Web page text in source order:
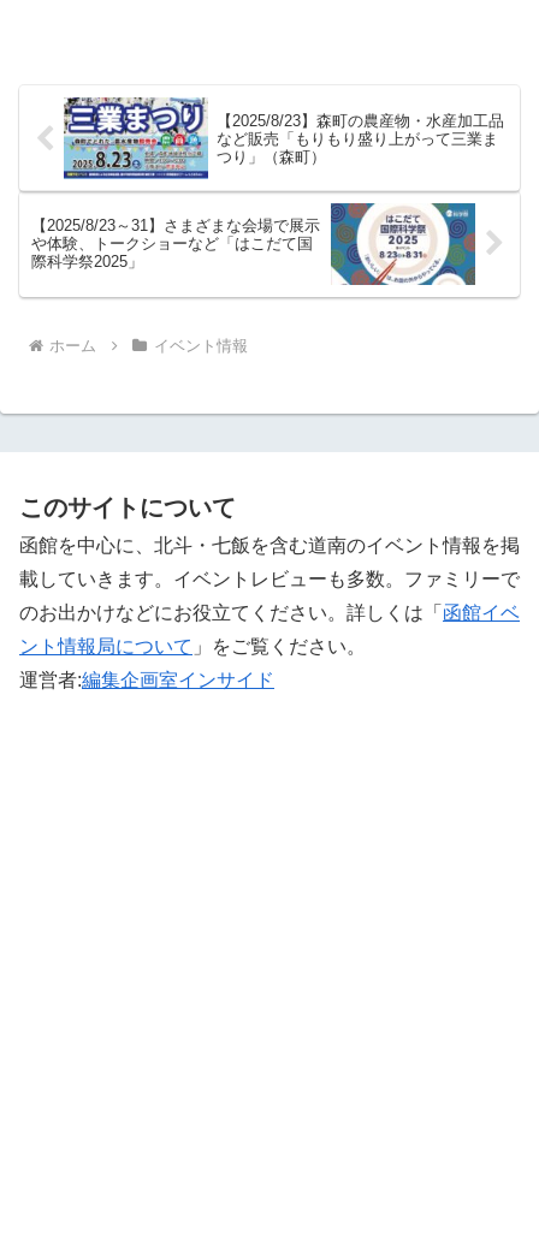
【2025/8/23】森町の農産物・水産加工品
など販売「もりもり盛り上がって三業ま
つり」（森町）
【2025/8/23～31】さまざまな会場で展示
や体験、トークショーなど「はこだて国
際科学祭2025」
ホーム イベント情報
このサイトについて
函館を中心に、北斗・七飯を含む道南のイベント情報を掲
載していきます。イベントレビューも多数。ファミリーで
のお出かけなどにお役立てください。詳しくは「 函館イベ
ント情報局について 」をご覧ください。 ‎
運営者:編集企画室インサイド